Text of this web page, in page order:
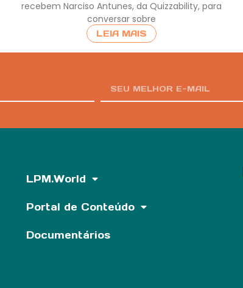
recebem Narciso Antunes, da Quizzability, para
conversar sobre
LEIA MAIS
LPM.World
Portal de Conteúdo
Documentários